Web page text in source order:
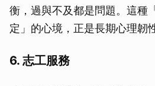
衡，過與不及都是問題。這種
定」的心境，正是長期心理韌
6. 志工服務